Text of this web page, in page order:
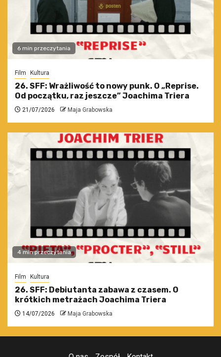
6 min przeczytania
Film Kultura
26. SFF: Wrażliwość to nowy punk. O „Reprise.
Od początku, raz jeszcze” Joachima Triera
21/07/2026 Maja Grabowska
4 min przeczytania
Film Kultura
26. SFF: Debiutanta zabawa z czasem. O
krótkich metrażach Joachima Triera
14/07/2026 Maja Grabowska